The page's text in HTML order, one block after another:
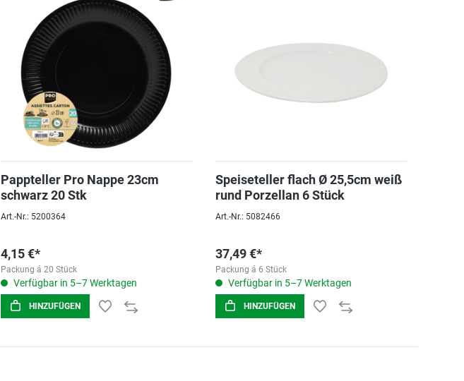
Pappteller Pro Nappe 23cm
schwarz 20 Stk
Art.-Nr.: 5200364
4,15 €*
Packung á 20 Stück
Verfügbar in 5–7 Werktagen
HINZUFÜGEN
Speiseteller flach Ø 25,5cm weiß
rund Porzellan 6 Stück
Art.-Nr.: 5082466
37,49 €*
Packung á 6 Stück
Verfügbar in 5–7 Werktagen
HINZUFÜGEN